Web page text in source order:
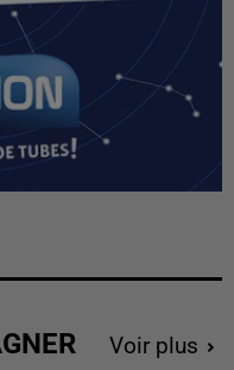
Voir plus